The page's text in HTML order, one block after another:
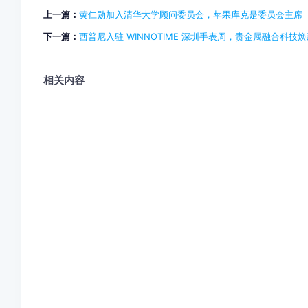
上一篇： 黄仁勋加入清华大学顾问委员会，苹果库克是委员会主席
下一篇： 西普尼入驻 WINNOTIME 深圳手表周，贵金属融合科技
相关内容